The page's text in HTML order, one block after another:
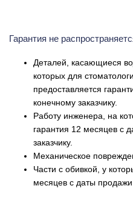
Гарантия не
Деталей, касающиеся
которых для
предоставляется
конечному заказчику.
Работу инженера, на
гарантия 12 месяцев с
заказчику.
Механическое
Части с обивкой, у
месяцев с даты продажи